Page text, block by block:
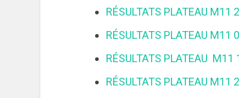
RÉSULTATS PLATEAU
RÉSULTATS PLATEAU
RÉSULTATS PLATEAU
RÉSULTATS PLATEAU